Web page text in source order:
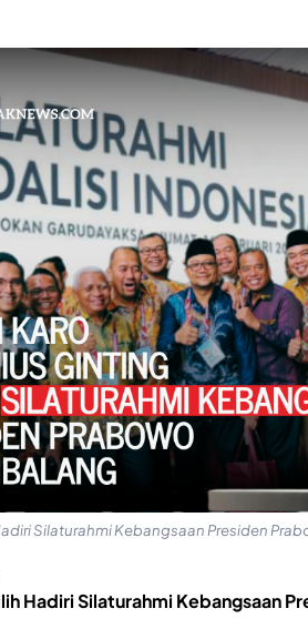
Silaturahmi Kebangsaan Presiden
Hadiri Silaturahmi Kebangsaan